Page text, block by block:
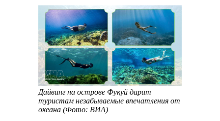
Дайвинг на острове Фукуй дарит
туристам незабываемые впечатления от
океана (Фото: ВИА)